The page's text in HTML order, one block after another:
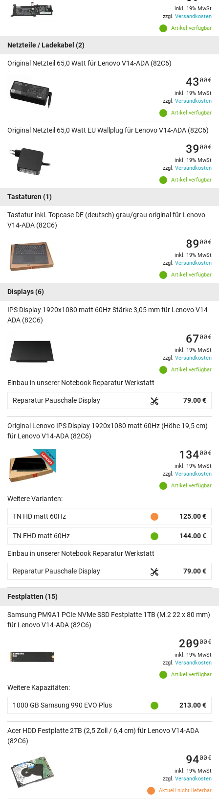
Artikel verfügbar
inkl. 19% MwSt
zzgl. Versandkosten
Netzteile / Ladekabel (2)
Original Netzteil 65,0 Watt für Lenovo V14-ADA (82C6)
Artikel verfügbar
4300€
inkl. 19% MwSt
zzgl. Versandkosten
Original Netzteil 65,0 Watt EU Wallplug für Lenovo V14-ADA (82C6)
Artikel verfügbar
3900€
inkl. 19% MwSt
zzgl. Versandkosten
Tastaturen (1)
Tastatur inkl. Topcase DE (deutsch) grau/grau original für Lenovo
V14-ADA (82C6)
Artikel verfügbar
8900€
inkl. 19% MwSt
zzgl. Versandkosten
Displays(6)
IPS Display 1920x1080 matt 60Hz Stärke 3,05 mm für Lenovo V14-
ADA (82C6)
Artikel verfügbar
6700€
inkl. 19% MwSt
zzgl. Versandkosten
Einbau in unserer Notebook Reparatur Werkstatt
Reparatur Pauschale Display 79.00 €
Original Lenovo IPS Display 1920x1080 matt 60Hz (Höhe 19,5 cm)
für Lenovo V14-ADA (82C6)
Artikel verfügbar
13400€
inkl. 19% MwSt
zzgl. Versandkosten
Weitere Varianten:
TN HD matt 60Hz 125.00 €
TN FHD matt 60Hz 144.00 €
Einbau in unserer Notebook Reparatur Werkstatt
Reparatur Pauschale Display 79.00 €
Festplatten (15)
Samsung PM9A1 PCIe NVMe SSD Festplatte 1TB (M.2 22 x 80 mm)
für Lenovo V14-ADA (82C6)
Artikel verfügbar
20900€
inkl. 19% MwSt
zzgl. Versandkosten
Weitere Kapazitäten:
1000 GB Samsung 990 EVO Plus 213.00 €
Acer HDD Festplatte 2TB (2,5 Zoll / 6,4 cm) für Lenovo V14-ADA
(82C6)
Aktuell nicht lieferbar
9400€
inkl. 19% MwSt
zzgl. Versandkosten